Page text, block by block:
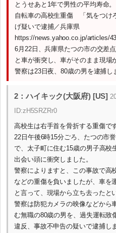
とうせあと1年で男性の平均寿命。
自転車の高校生重傷 「気をつけ
げ疑いで逮捕／兵庫県
https://news.yahoo.co.jp/articles/
6月22日、兵庫県たつの市の交差
と車が衝突し、車がそのまま現場
警察は23日夜、80歳の男を逮捕し
2：ハイキック(大阪府) [US]
ID:zH5SRZRr0
高校生は右手首を骨折する重傷です
22日午後6時15分ごろ、たつの市
で、太子町に住む15歳の男子高校
出会い頭に衝突しました。
警察によりますと、この事故で高
などの重傷を負いましたが、車を
と言って、現場から立ち去ったと
警察は防犯カメラの映像などから
む無職の80歳の男を、過失運転致
違反、事故不申告の疑いで逮捕し